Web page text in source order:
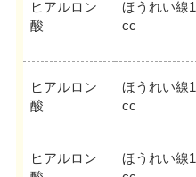
ヒアルロン
酸
ほうれい線1
cc
ヒアルロン
酸
ほうれい線1
cc
ヒアルロン
ほうれい線1